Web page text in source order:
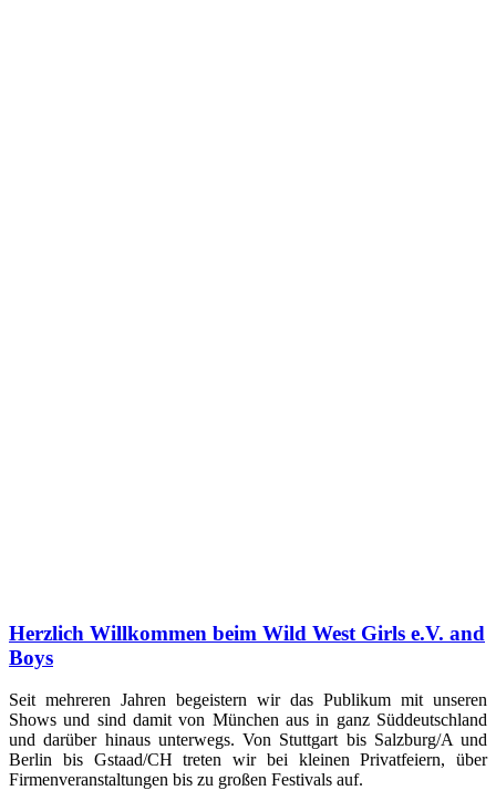
Herzlich Willkommen beim Wild West Girls e.V. and
Boys
Seit mehreren Jahren begeistern wir das Publikum mit unseren
Shows und sind damit von München aus in ganz Süddeutschland
und darüber hinaus unterwegs. Von Stuttgart bis Salzburg/A und
Berlin bis Gstaad/CH treten wir bei kleinen Privatfeiern, über
Firmenveranstaltungen bis zu großen Festivals auf.